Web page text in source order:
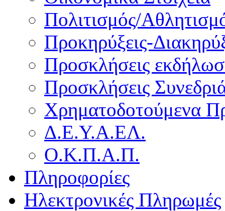
Πολιτισμός/
Προκηρύξεις-
Προσκλήσεις
Προσκλήσεις
Χρηματοδοτούμενα
Δ.Ε.Υ.Α.ΕΛ.
Ο.Κ.Π.Α.Π.
Πληροφορίες
Ηλεκτρονικές Πληρωμές